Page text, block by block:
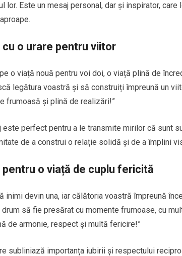
lor. Este un mesaj personal, dar și inspirator,
cu o urare pentru viitor
o viață nouă pentru voi doi, o viață plină de
legătura voastră și să construiți împreună un
frumoasă și plină de realizări!”
este perfect pentru a le transmite mirilor că sunt
de a construi o relație solidă și de a împlini
pentru o viață de cuplu fericită
inimi devin una, iar călătoria voastră împreună
să fie presărat cu momente frumoase, cu
de armonie, respect și multă fericire!”
subliniază importanța iubirii și respectului